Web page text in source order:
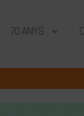
70 ANYS